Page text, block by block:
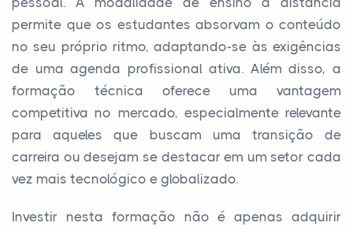
permite que os estudantes absorvam o conteúdo
no seu próprio ritmo, adaptando-se às exigências
de uma agenda profissional ativa. Além disso, a
formação técnica oferece uma vantagem
competitiva no mercado, especialmente relevante
para aqueles que buscam uma transição de
carreira ou desejam se destacar em um setor cada
vez mais tecnológico e globalizado.
Investir nesta formação não é apenas adquirir